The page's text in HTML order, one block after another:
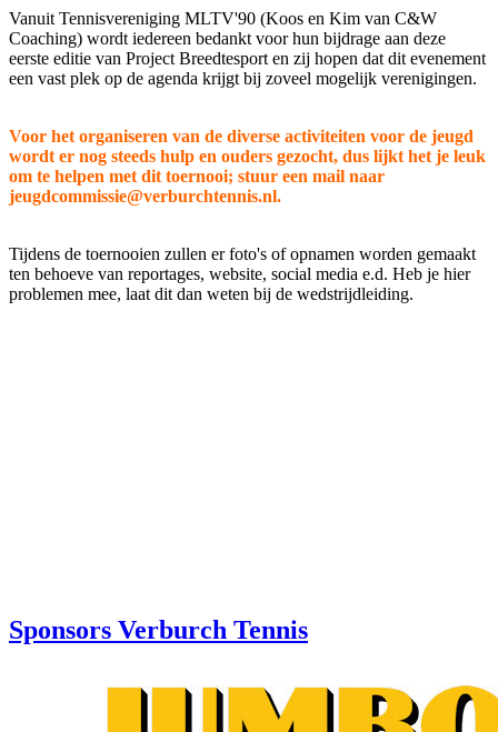
Vanuit Tennisvereniging MLTV'90 (Koos en Kim van C&W
Coaching) wordt iedereen bedankt voor hun bijdrage aan deze
eerste editie van Project Breedtesport en zij hopen dat dit evenement
een vast plek op de agenda krijgt bij zoveel mogelijk verenigingen.
Voor het organiseren van de diverse activiteiten voor de jeugd
wordt er nog steeds hulp en ouders gezocht, dus lijkt het je leuk
om te helpen met dit toernooi; stuur een mail naar
jeugdcommissie@verburchtennis.nl.
Tijdens de toernooien zullen er foto's of opnamen worden gemaakt
ten behoeve van reportages, website, social media e.d. Heb je hier
problemen mee, laat dit dan weten bij de wedstrijdleiding.
Sponsors Verburch Tennis